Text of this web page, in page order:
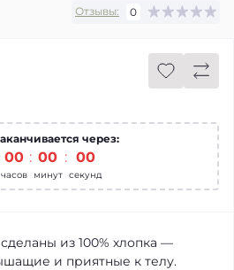
Отзывы: 0
через:
00
часов
: 00
минут
: 00
секунд
из 100% хлопка —
и приятные к телу.